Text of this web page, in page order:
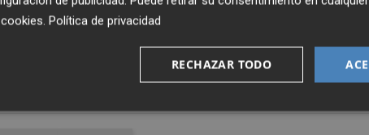
"terminar con nosotros en los Juegos Olímpicos",
agosto, "t
acceso".
. Política de privacidad
RECHAZAR TODO